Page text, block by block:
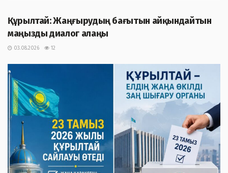
Құрылтай: Жаңғырудың бағытын айқындайтын
маңызды диалог алаңы
03.08.2026 12